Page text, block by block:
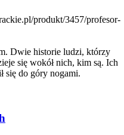
produkt/3457/profesor-
Dwie historie ludzi, którzy
się wokół nich, kim są. Ich
się do góry nogami.